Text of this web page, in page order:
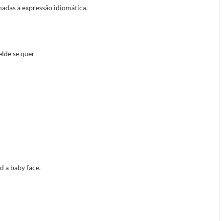
a expressão idiomática.
se quer
a baby face.